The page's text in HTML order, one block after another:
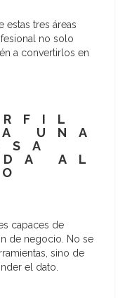
estas tres áreas
no solo
a convertirlos en
UNA
AL
capaces de
de negocio. No se
sino de
el dato.